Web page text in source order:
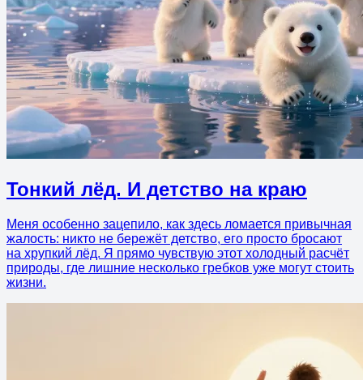
Тонкий лёд. И детство на краю
Меня особенно зацепило, как здесь ломается привычная
жалость: никто не бережёт детство, его просто бросают
на хрупкий лёд. Я прямо чувствую этот холодный расчёт
природы, где лишние несколько гребков уже могут стоить
жизни.